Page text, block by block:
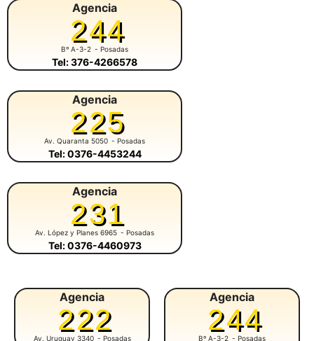
Agencia
244
Bº A-3-2 - Posadas
Tel: 376-4266578
Agencia
225
Av. Quaranta 5050 - Posadas
Tel: 0376-4453244
Agencia
231
Av. López y Planes 6965 - Posadas
Tel: 0376-4460973
Agencia
222
Av. Uruguay 3340 - Posadas
Agencia
244
Bº A-3-2 - Posadas